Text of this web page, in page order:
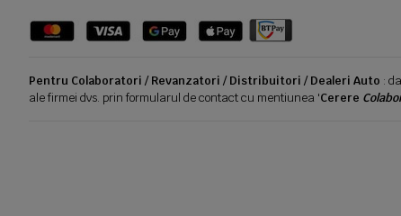
Pentru Colaboratori / Revanzatori / Distribuitori / Dealeri Auto :
ale firmei dvs. prin formularul de contact cu mentiunea 'Cerere